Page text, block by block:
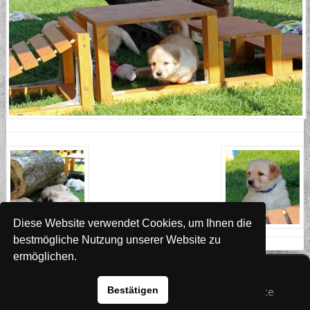
© 2026 Australian Shepherd - Hovawart - Zuchtstätte
Diese Website verwendet Cookies, um Ihnen die
bestmögliche Nutzung unserer Website zu
ermöglichen.
Bestätigen